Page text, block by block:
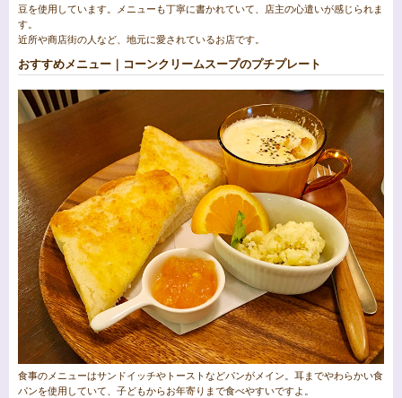
豆を使用しています。メニューも丁寧に書かれていて、店主の心遣いが感じられま
す。
近所や商店街の人など、地元に愛されているお店です。
おすすめメニュー｜コーンクリームスープのプチプレート
食事のメニューはサンドイッチやトーストなどパンがメイン。耳までやわらかい食
パンを使用していて、子どもからお年寄りまで食べやすいですよ。